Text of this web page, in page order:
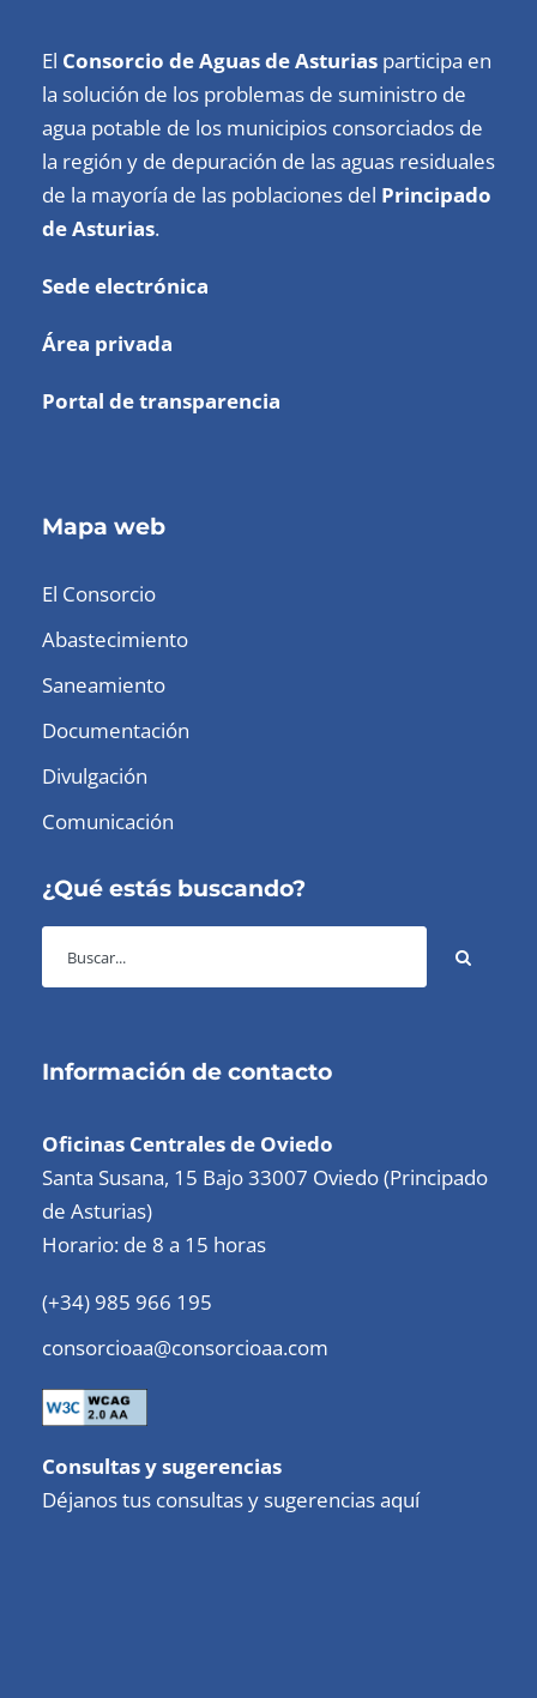
El Consorcio de Aguas de Asturias participa en
la solución de los problemas de suministro de
agua potable de los municipios consorciados de
la región y de depuración de las aguas residuales
de la mayoría de las poblaciones del Principado
de Asturias.
Sede electrónica
Área privada
Portal de transparencia
Mapa web
El Consorcio
Abastecimiento
Saneamiento
Documentación
Divulgación
Comunicación
¿Qué estás buscando?
Información de contacto
Oficinas Centrales de Oviedo
Santa Susana, 15 Bajo 33007 Oviedo (Principado
de Asturias)
Horario: de 8 a 15 horas
(+34) 985 966 195
consorcioaa@consorcioaa.com
Consultas y sugerencias
Déjanos tus consultas y sugerencias aquí